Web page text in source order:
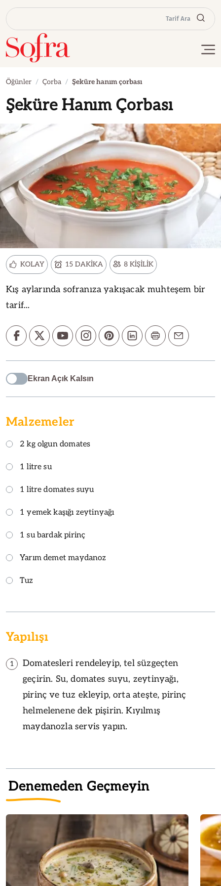
Tarif Ara
Öğünler Çorba Şeküre hanım çorbası
Şeküre Hanım Çorbası
KOLAY 15 DAKİKA 8 KİŞİLİK
Kış aylarında sofranıza yakışacak muhteşem bir
tarif...
Ekran Açık Kalsın
Malzemeler
2 kg olgun domates
1 litre su
1 litre domates suyu
1 yemek kaşığı zeytinyağı
1 su bardak pirinç
Yarım demet maydanoz
Tuz
Yapılışı
1
Domatesleri rendeleyip, tel süzgeçten
geçirin. Su, domates suyu, zeytinyağı,
pirinç ve tuz ekleyip, orta ateşte, pirinç
helmelenene dek pişirin. Kıyılmış
maydanozla servis yapın.
Denemeden Geçmeyin